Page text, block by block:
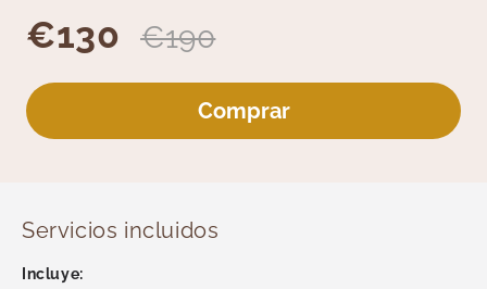
Medicina y Terapias Complementarias
Oftalmología
Otorrinolaringología
Reumatología
€130 €190
Comprar
Servicios incluidos
Incluye: